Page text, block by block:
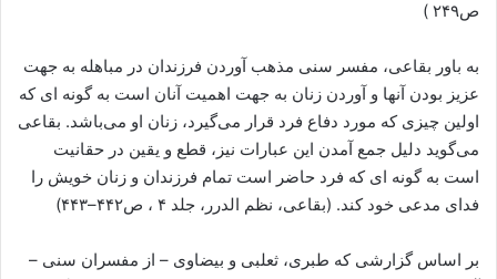
ص۲۴۹ )
به باور بقاعی، مفسر سنی مذهب آوردن فرزندان در مباهله به جهت
عزیز بودن آنها و آوردن زنان به جهت اهمیت آنان است به گونه ای که
اولین چیزی که مورد دفاع فرد قرار می‌گیرد، زنان او می‌باشد. بقاعی
می‌گوید دلیل جمع آمدن این عبارات نیز، قطع و یقین در حقانیت
است به گونه ای که فرد حاضر است تمام فرزندان و زنان خویش را
فدای مدعی خود کند. (بقاعی، نظم الدرر، جلد ۴ ، ص۴۴۲–۴۴۳)
بر اساس گزارشی که طبری، ثعلبی و بیضاوی – از مفسران سنی –